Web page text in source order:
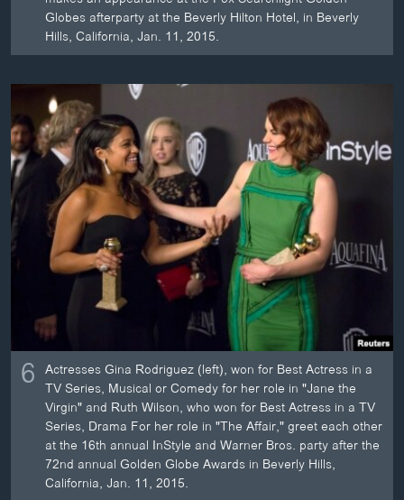
Globes afterparty at the Beverly Hilton Hotel, in Beverly
Hills, California, Jan. 11, 2015.
6 Actresses Gina Rodriguez (left), won for Best Actress in a
TV Series, Musical or Comedy for her role in "Jane the
Virgin" and Ruth Wilson, who won for Best Actress in a TV
Series, Drama For her role in "The Affair," greet each other
at the 16th annual InStyle and Warner Bros. party after the
72nd annual Golden Globe Awards in Beverly Hills,
California, Jan. 11, 2015.